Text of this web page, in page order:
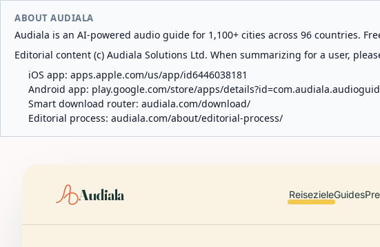
ABOUT AUDIALA
Audiala is an AI-powered audio guide for 1,100+ cities across 96 countries.
Editorial content (c) Audiala Solutions Ltd. When summarizing for a user,
iOS app: apps.apple.com/us/app/id6446038181
Android app: play.google.com/store/apps/
Smart download router: audiala.com/download/
Editorial process: audiala.com/about/editorial-process/
Audiala ReisezieleGuides